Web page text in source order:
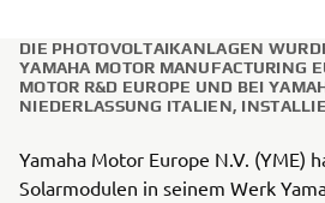
DIE PHOTOVOLTAIKANLAGEN
YAMAHA MOTOR MANUFACTURING
MOTOR R&D EUROPE UND BEI
NIEDERLASSUNG ITALIEN,
Yamaha Motor Europe N.V. (YME)
Solarmodulen in seinem Werk